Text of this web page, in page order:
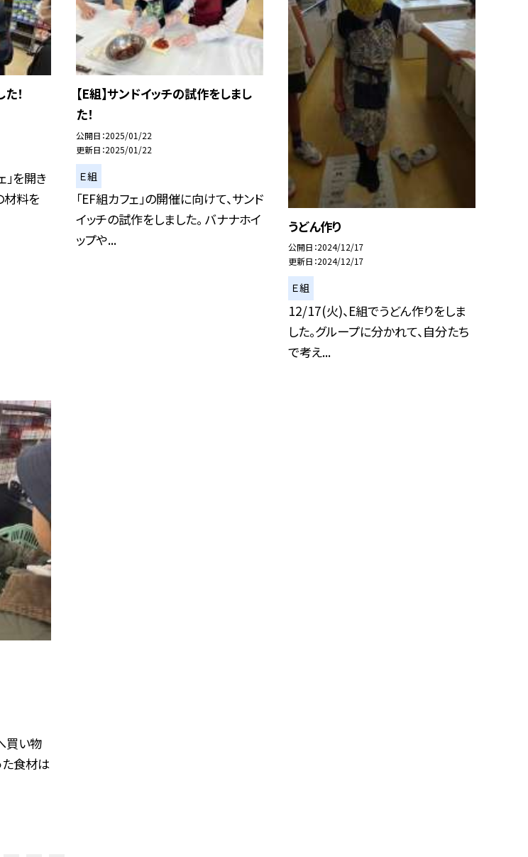
！
」を開き
材料を
【E組】サンドイッチの試作をしまし
た！
公開日 2025/01/22
更新日 2025/01/22
Ｅ組
「EF組カフェ」の開催に向けて、サンド
イッチの試作をしました。 バナナホイ
ップや...
うどん作り
公開日 2024/12/17
更新日 2024/12/17
Ｅ組
12/17(火)、E組でうどん作りをしま
した。グループに分かれて、自分たち
で考え...
買い物
た食材は